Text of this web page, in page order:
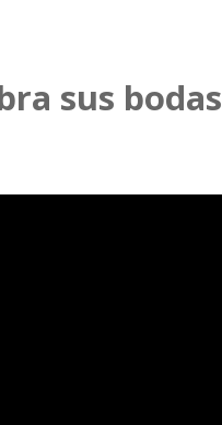
sus bodas